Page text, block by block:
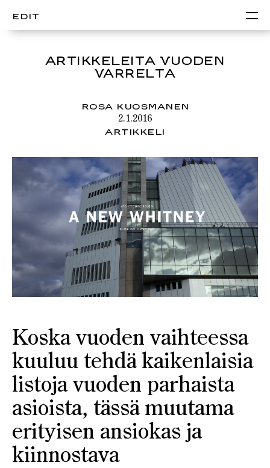
EDIT
ARTIKKELEITA VUODEN
VARRELTA
ROSA KUOSMANEN
2.1.2016
ARTIKKELI
Koska vuoden vaihteessa
kuuluu tehdä kaikenlaisia
listoja vuoden parhaista
asioista, tässä muutama
erityisen ansiokas ja
kiinnostava